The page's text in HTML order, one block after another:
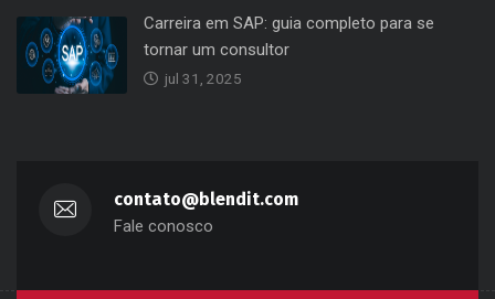
Carreira em SAP: guia completo para se
tornar um consultor
jul 31, 2025
contato@blendit.com
Fale conosco